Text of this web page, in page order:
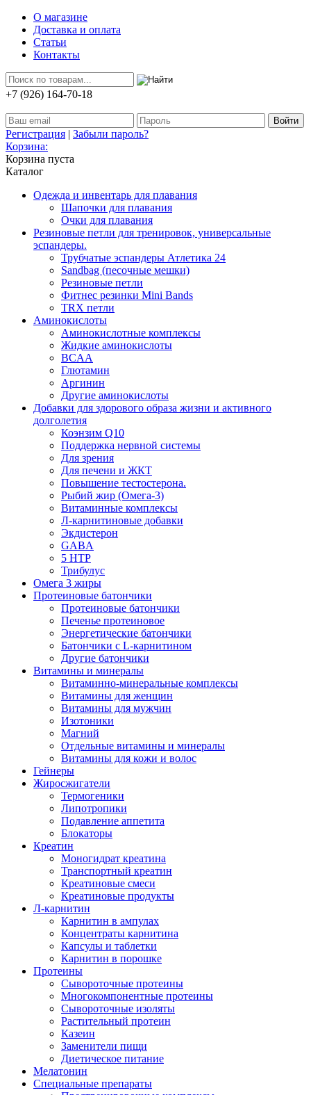
О магазине
Доставка и оплата
Статьи
Контакты
+7 (926) 164-70-18
Регистрация | Забыли пароль?
Корзина:
Корзина пуста
Каталог
Одежда и инвентарь для плавания
Шапочки для плавания
Очки для плавания
Резиновые петли для тренировок, универсальные
эспандеры.
Трубчатые эспандеры Атлетика 24
Sandbag (песочные мешки)
Резиновые петли
Фитнес резинки Mini Bands
TRX петли
Аминокислоты
Аминокислотные комплексы
Жидкие аминокислоты
BCAA
Глютамин
Аргинин
Другие аминокислоты
Добавки для здорового образа жизни и активного
долголетия
Коэнзим Q10
Поддержка нервной системы
Для зрения
Для печени и ЖКТ
Повышение тестостерона.
Рыбий жир (Омега-3)
Витаминные комплексы
Л-карнитиновые добавки
Экдистерон
GABA
5 HTP
Трибулус
Омега 3 жиры
Протеиновые батончики
Протеиновые батончики
Печенье протеиновое
Энергетические батончики
Батончики с L-карнитином
Другие батончики
Витамины и минералы
Витаминно-минеральные комплексы
Витамины для женщин
Витамины для мужчин
Изотоники
Магний
Отдельные витамины и минералы
Витамины для кожи и волос
Гейнеры
Жиросжигатели
Термогеники
Липотропики
Подавление аппетита
Блокаторы
Креатин
Моногидрат креатина
Транспортный креатин
Креатиновые смеси
Креатиновые продукты
Л-карнитин
Карнитин в ампулах
Концентраты карнитина
Капсулы и таблетки
Карнитин в порошке
Протеины
Сывороточные протеины
Многокомпонентные протеины
Сывороточные изоляты
Растительный протеин
Казеин
Заменители пищи
Диетическое питание
Мелатонин
Специальные препараты